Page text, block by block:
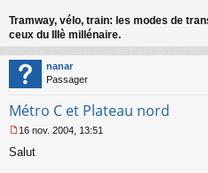
Tramway, vélo, train: les modes de
ceux du IIIè millénaire.
nanar
Passager
Métro C et Plateau nord
e
16 nov. 2004, 13:51
Salut